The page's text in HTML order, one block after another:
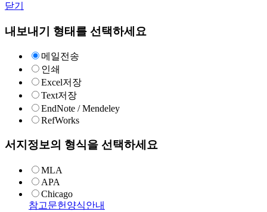
닫기
내보내기 형태를 선택하세요
메일전송
인쇄
Excel저장
Text저장
EndNote / Mendeley
RefWorks
서지정보의 형식을 선택하세요
MLA
APA
Chicago
참고문헌양식안내